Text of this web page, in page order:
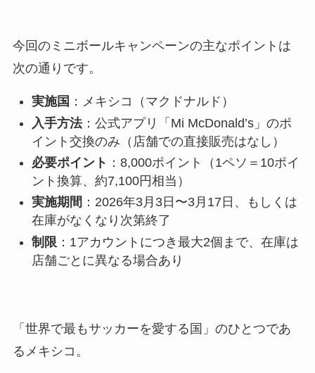
今回のミニボールキャンペーンの主なポイントは
次の通りです。
実施国 ：メキシコ（マクドナルド）
入手方法：公式アプリ「Mi McDonald’s」のポ
イント交換のみ（店舗での直接販売はなし）
必要ポイント ：8,000ポイント（1ペソ＝10ポイ
ント換算、約7,100円相当）
実施期間 ：2026年3月3日〜3月17日、もしくは
在庫がなくなり次第終了
制限 ：1アカウントにつき最大2個まで、在庫は
店舗ごとに異なる場合あり
「世界で最もサッカーを愛する国」のひとつであ
るメキシコ。